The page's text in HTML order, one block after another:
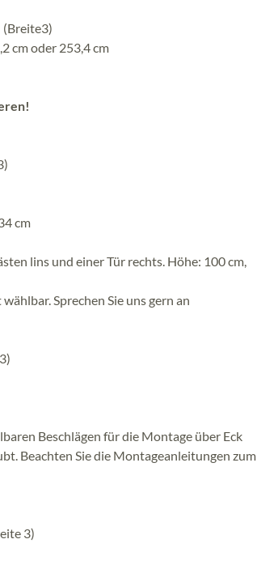
(Breite3)
cm oder 253,4 cm
cm
lins und einer Tür rechts. Höhe: 100 cm,
Sprechen Sie uns gern an
Beschlägen für die Montage über Eck
Beachten Sie die Montageanleitungen zum
3)